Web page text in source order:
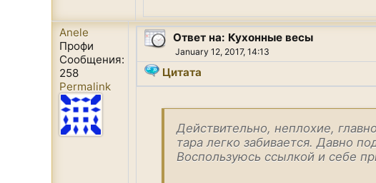
Anele
Профи
Сообщения:
258
Permalink
Ответ на: Кухонные весы
January 12, 2017, 14:13
Цитата
Действительно, неплохие,
тара легко забивается. Давно
Воспользуюсь ссылкой и себе